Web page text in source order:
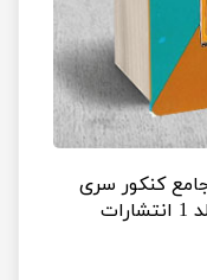
کنکور سری
مجموعه کتاب های موضوعی جلد 1 انتشارات